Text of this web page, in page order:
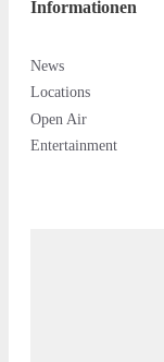
Informationen
News
Locations
Open Air
Entertainment